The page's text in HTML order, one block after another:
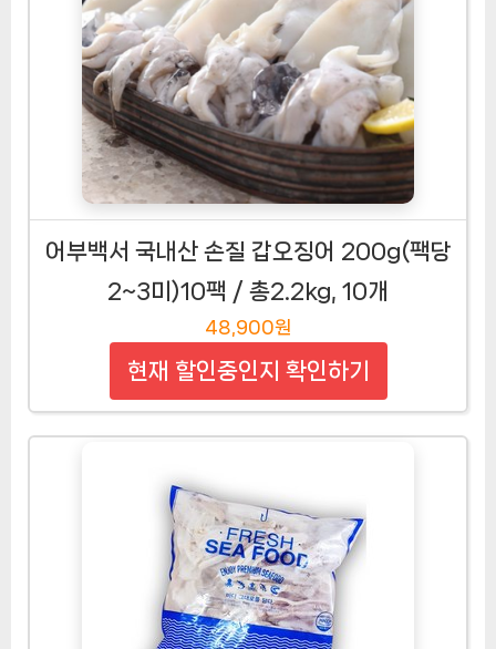
어부백서 국내산 손질 갑오징어 200g(팩당
2~3미)10팩 / 총2.2kg, 10개
48,900원
현재 할인중인지 확인하기